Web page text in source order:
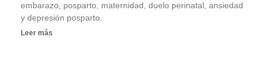
embarazo, posparto, maternidad, duelo perinatal, ansiedad
y depresión posparto.
Leer más